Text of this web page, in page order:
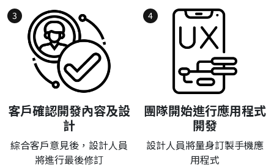
3
客戶確認開發內容及設
計
綜合客戶意見後，設計人員
將進行最後修訂
4
團隊開始進行應用程式
開發
設計人員將量身訂製手機應
用程式